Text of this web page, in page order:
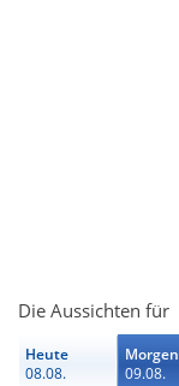
Die Aussichten für
Heute
08.08.
Morgen
09.08.